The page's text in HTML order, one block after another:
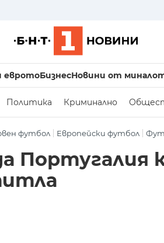
евротоБизнесНовини от
Политика Криминално
футбол Европейски футбол
Португалия